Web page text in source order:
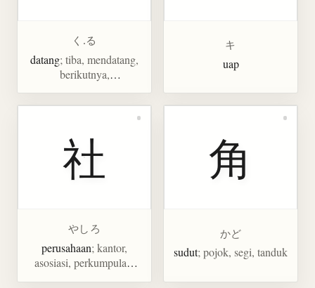
く.る
datang; tiba, mendatang,
berikutnya,
キ
uap
社
やしろ
perusahaan; kantor,
asosiasi, perkumpulan,
角
かど
sudut; pojok, segi, tanduk